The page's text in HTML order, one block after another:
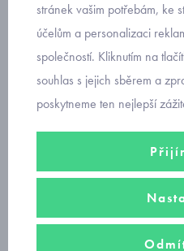
lehké
Superfit Rush
stránek vašim potřebám, ke
účelům a personalizaci
společností. Kliknutím na
souhlas s jejich sběrem a
poskytneme ten nejlepší